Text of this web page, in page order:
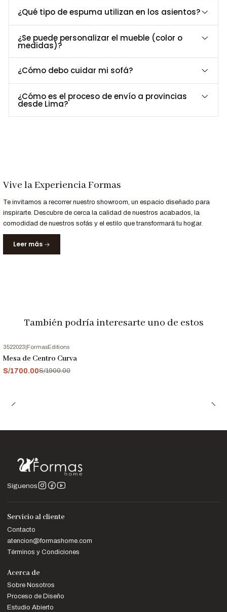
Material
electrosoldado pintado al horno
Superficie
Ecológico Natural
Personalización a Tu Medida
¿Buscas un color o acabado específico? EnFormas Home
Perú, personalizamos lamesa de centro Keitpara que se
Entrega
Garantizada
Recibe tu mesa en
Garantía
12 mesesde respaldo en materiales y acabados.
Nota Importante
¿Qué tipo de espuma utilizan en los asientos?
¿Se puede personalizar el mueble (color o
medidas)?
¿Cómo debo cuidar mi sofá?
¿Cómo es el proceso de envío a provincias
desde Lima?
Vive la Experiencia Formas
Te invitamos a recorrer nuestro showroom, un espacio diseñado para
inspirarte. Descubre de cerca la calidad de nuestros acabados, la
comodidad de nuestros sofás y el estilo que transformará tu hogar.
Leer más
También podría interesarte uno de estos
OFF
3522023|FormasEditions
Mesa de Centro Curva
S/1700.00S/1900.00
Síguenos
Servicio al cliente
Contacto
atencion@formashome.com
Términos y Condiciones
Acerca de
Sobre Nosotros
Proceso de Diseño
Estudio Abierto